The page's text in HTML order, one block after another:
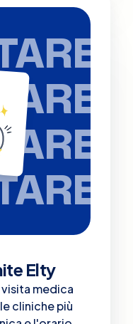
Elty
medica
cliniche più